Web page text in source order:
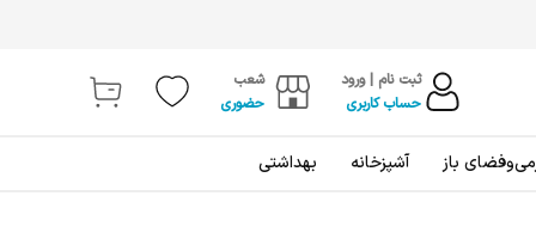
ثبت نام | ورود
حساب کاربری
شعب
حضوری
باز آشپزخانه بهداشتی